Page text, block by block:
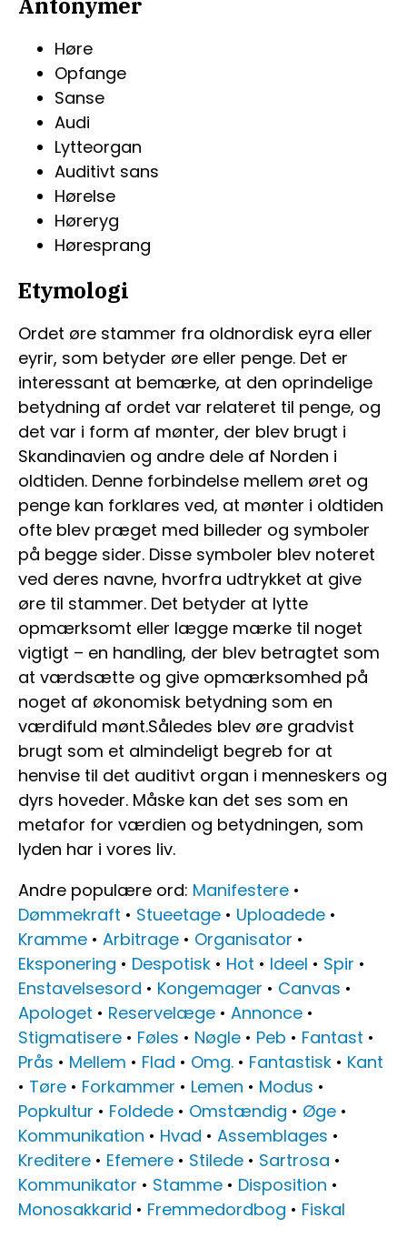
Høre
Opfange
Sanse
Audi
Lytteorgan
Auditivt sans
Hørelse
Høreryg
Høresprang
Etymologi
Ordet øre stammer fra oldnordisk eyra eller
eyrir, som betyder øre eller penge. Det er
interessant at bemærke, at den oprindelige
betydning af ordet var relateret til penge, og
det var i form af mønter, der blev brugt i
Skandinavien og andre dele af Norden i
oldtiden. Denne forbindelse mellem øret og
penge kan forklares ved, at mønter i oldtiden
ofte blev præget med billeder og symboler
på begge sider. Disse symboler blev noteret
ved deres navne, hvorfra udtrykket at give
øre til stammer. Det betyder at lytte
opmærksomt eller lægge mærke til noget
vigtigt – en handling, der blev betragtet som
at værdsætte og give opmærksomhed på
noget af økonomisk betydning som en
værdifuld mønt.Således blev øre gradvist
brugt som et almindeligt begreb for at
henvise til det auditivt organ i menneskers og
dyrs hoveder. Måske kan det ses som en
metafor for værdien og betydningen, som
lyden har i vores liv.
Andre populære ord: Manifestere •
Dømmekraft • Stueetage • Uploadede •
Kramme • Arbitrage • Organisator •
Eksponering • Despotisk • Hot • Ideel • Spir •
Enstavelsesord • Kongemager • Canvas •
Apologet • Reservelæge • Annonce •
Stigmatisere • Føles • Nøgle • Peb • Fantast •
Prås • Mellem • Flad • Omg. • Fantastisk • Kant
• Tøre • Forkammer • Lemen • Modus •
Popkultur • Foldede • Omstændig • Øge •
Kommunikation • Hvad • Assemblages •
Kreditere • Efemere • Stilede • Sartrosa •
Kommunikator • Stamme • Disposition •
Monosakkarid • Fremmedordbog • Fiskal